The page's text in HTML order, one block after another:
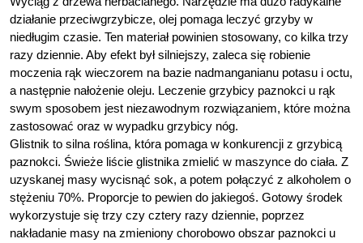
działanie przeciwgrzybicze, olej pomaga leczyć grzyby w
niedługim czasie. Ten materiał powinien stosowany, co kilka trzy
razy dziennie. Aby efekt był silniejszy, zaleca się robienie
moczenia rąk wieczorem na bazie nadmanganianu potasu i octu,
a następnie nałożenie oleju. Leczenie grzybicy paznokci u rąk
swym sposobem jest niezawodnym rozwiązaniem, które można
zastosować oraz w wypadku grzybicy nóg.
Glistnik to silna roślina, która pomaga w konkurencji z grzybicą
paznokci. Świeże liście glistnika zmielić w maszynce do ciała. Z
uzyskanej masy wycisnąć sok, a potem połączyć z alkoholem o
stężeniu 70%. Proporcje to pewien do jakiegoś. Gotowy środek
wykorzystuje się trzy czy cztery razy dziennie, poprzez
nakładanie masy na zmieniony chorobowo obszar paznokci u